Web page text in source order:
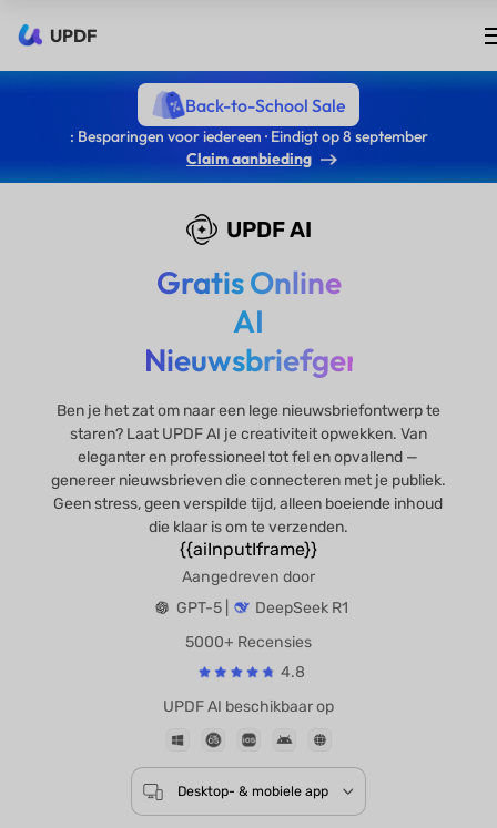
UPDF
Back-to-School Sale
: Besparingen voor iedereen · Eindigt op 8 september
Claim aanbieding
UPDF AI
Gratis Online
AI
Nieuwsbriefgenerator
Ben je het zat om naar een lege nieuwsbriefontwerp te
staren? Laat UPDF AI je creativiteit opwekken. Van
eleganter en professioneel tot fel en opvallend —
genereer nieuwsbrieven die connecteren met je publiek.
Geen stress, geen verspilde tijd, alleen boeiende inhoud
die klaar is om te verzenden.
{{aiInputIframe}}
5000+ Recensies
4.8
UPDF AI beschikbaar op